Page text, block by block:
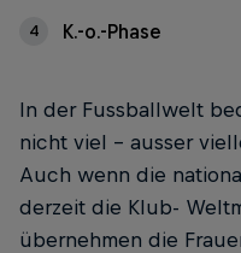
4 K.-o.-Phase
In der Fussballwelt
nicht viel – ausser
Auch wenn die
derzeit die Klub-
übernehmen die